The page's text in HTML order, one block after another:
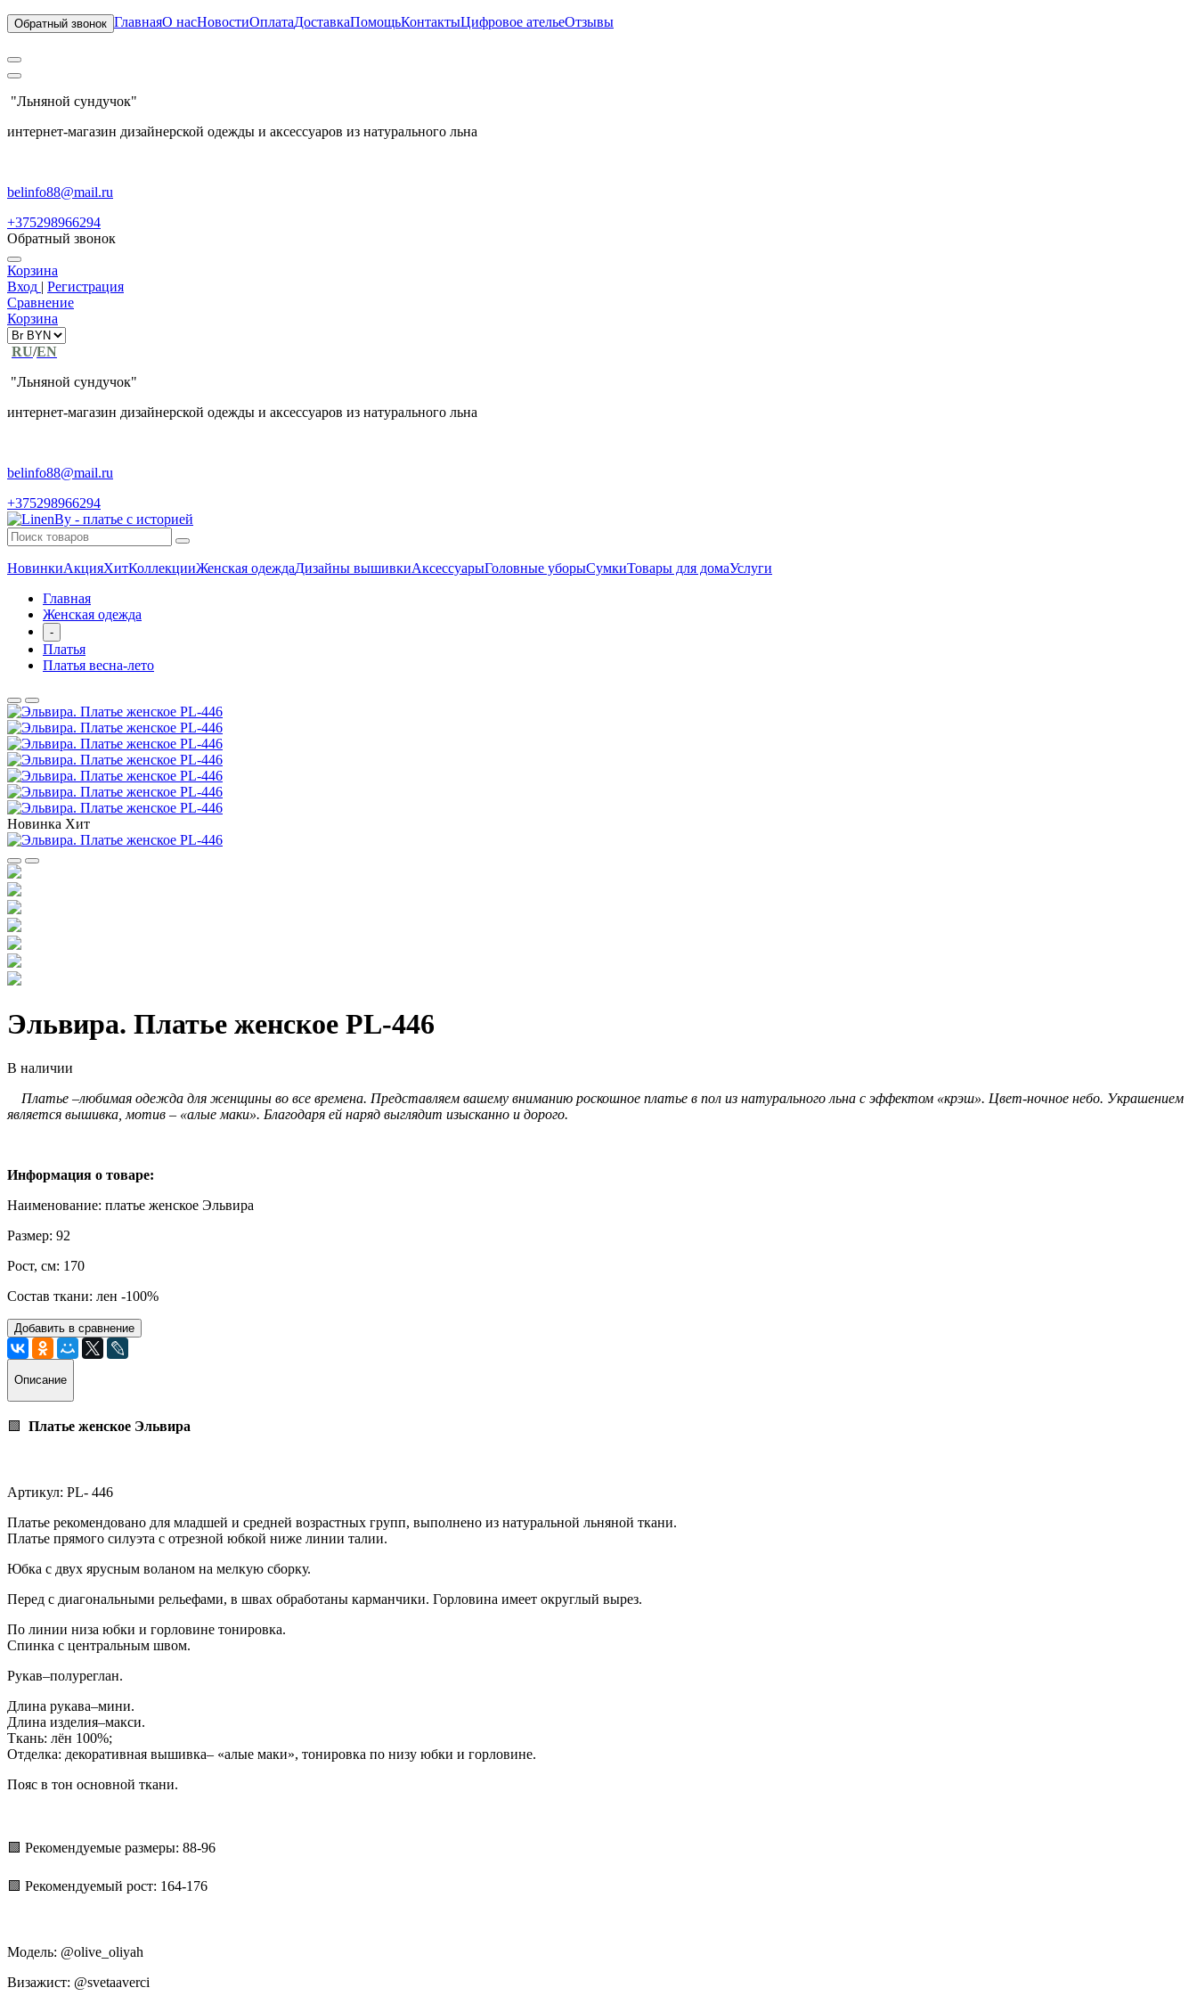
Обратный звонок ГлавнаяО насНовостиОплатаДоставкаПомощьКонтактыЦифровое ательеОтзывы
"Льняной сундучок"
интернет-магазин дизайнерской одежды и аксессуаров из натурального льна
belinfo88@mail.ru
+375298966294
Обратный звонок
Корзина
Вход | Регистрация
Сравнение
Корзина
RU/EN
"Льняной сундучок"
интернет-магазин дизайнерской одежды и аксессуаров из натурального льна
belinfo88@mail.ru
+375298966294
НовинкиАкцияХитКоллекцииЖенская одеждаДизайны вышивкиАксессуарыГоловные уборыСумкиТовары для домаУслуги
Главная
Женская одежда
-
Платья
Платья весна-лето
Новинка Хит
Эльвира. Платье женское PL-446
В наличии
Платье –любимая одежда для женщины во все времена. Представляем вашему вниманию роскошное платье в пол из натурального льна с эффектом «крэш». Цвет-ночное небо. Украшением
является вышивка, мотив – «алые маки». Благодаря ей наряд выглядит изысканно и дорого.
Информация о товаре:
Наименование: платье женское Эльвира
Размер: 92
Рост, см: 170
Состав ткани: лен -100%
Добавить в сравнение
Описание
🟩 Платье женское Эльвира
Артикул: PL- 446
Платье рекомендовано для младшей и средней возрастных групп, выполнено из натуральной льняной ткани.
Платье прямого силуэта с отрезной юбкой ниже линии талии.
Юбка с двух ярусным воланом на мелкую сборку.
Перед с диагональными рельефами, в швах обработаны карманчики. Горловина имеет округлый вырез.
По линии низа юбки и горловине тонировка.
Спинка с центральным швом.
Рукав–полуреглан.
Длина рукава–мини.
Длина изделия–макси.
Ткань: лён 100%;
Отделка: декоративная вышивка– «алые маки», тонировка по низу юбки и горловине.
Пояс в тон основной ткани.
🟩 Рекомендуемые размеры: 88-96
🟩 Рекомендуемый рост: 164-176
Модель: @olive_oliyah
Визажист: @svetaaverci